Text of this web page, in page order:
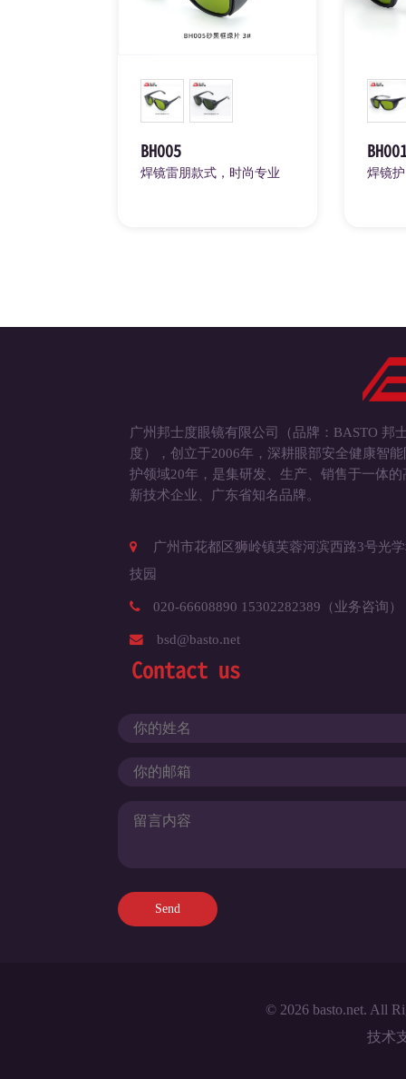
BH005
焊镜雷朋款式，时尚专业 焊镜
广州邦士度眼镜有限公司（品牌：BASTO 邦
度），创立于2006年，深耕眼部安全健康智能
护领域20年，是集研发、生产、销售于一体的
新技术企业、广东省知名品牌。
广州市花都区狮岭镇芙蓉河滨西路3号光
技园
020-66608890 15302282389（业务咨询）
bsd@basto.net
Contact us
© 2026 basto.net. All
技术